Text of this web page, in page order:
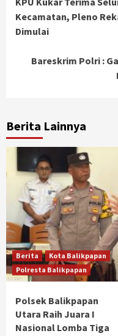
Reading
Kecamatan, Pleno
Dimulai
Bareskrim Polri :
Berita Lainnya
Berita
Kota Balikpapan
Polresta Balikpapan
Polsek Balikpapan
Utara Raih Juara I
Nasional Lomba Tiga